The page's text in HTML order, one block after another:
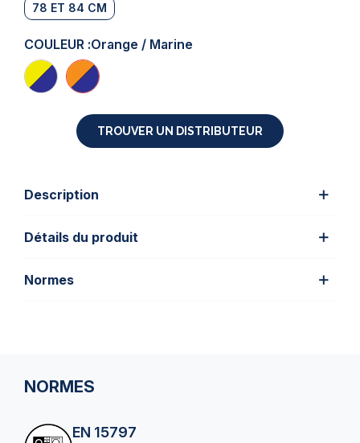
78 ET 84 CM
COULEUR :Orange / Marine
TROUVER UN DISTRIBUTEUR
Description
Détails du produit
Normes
NORMES
EN 15797